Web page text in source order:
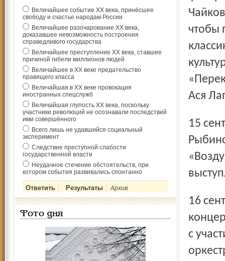
Величайшее событие ХХ века, принёсшее
свободу и счастье народам России
Величайшее разочарование ХХ века,
доказавшее невозможность построения
справедливого государства
Величайшее преступление ХХ века, ставшее
причиной гибели миллионов людей
Величайшее в ХХ веке предательство
правящего класса
Величайшая в ХХ веке провокация
иностранных спецслужб
Величайшая глупость ХХ века, поскольку
участники революций не осознавали последствий
ими совершённого
Всего лишь не удавшийся социальный
эксперимент
Следствие преступной слабости
государственной власти
Неудачное стечение обстоятельств, при
котором события развивались спонтанно
Архив
Фото дня
чтобы
Ася
15 сентября концерт старинной итальянской музыки в
16 сентября в Большом зале ДК «Вымпел» состоится
с